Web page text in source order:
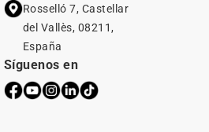
Rosselló 7, Castellar
del Vallès, 08211,
España
Síguenos en